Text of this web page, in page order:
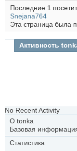
Последние 1
Snejana764
Эта страница была
Активность
No Recent Activity
О tonka
Базовая
Статистика